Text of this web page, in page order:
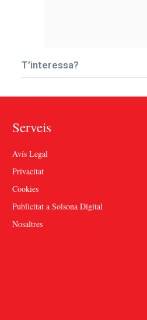
T’interessa?
Serveis
Avís Legal
Privacitat
Cookies
Publicitat a Solsona Digital
Nosaltres